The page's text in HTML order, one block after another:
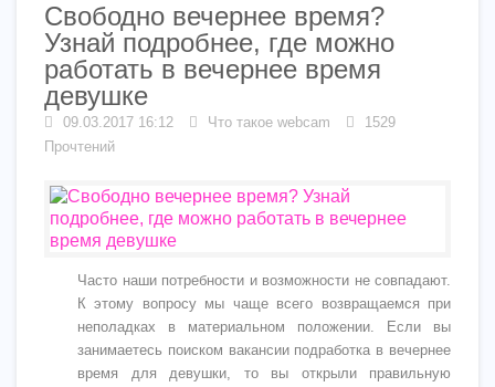
Свободно вечернее время?
Узнай подробнее, где можно
работать в вечернее время
девушке
09.03.2017 16:12 Что такое webcam
1529
Прочтений
Часто наши потребности и возможности не совпадают.
К этому вопросу мы чаще всего возвращаемся при
неполадках в материальном положении. Если вы
занимаетесь поиском вакансии подработка в вечернее
время для девушки, то вы открыли правильную